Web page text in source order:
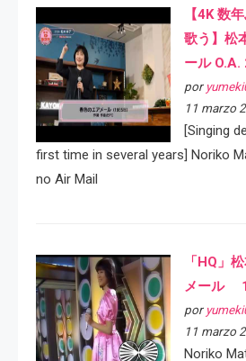
【4K 数
歌う】松
ール
por
11 marzo
[Singing
first time in several years] Noriko
no Air Mail
「HQ」
メール
por
11 marzo
Noriko